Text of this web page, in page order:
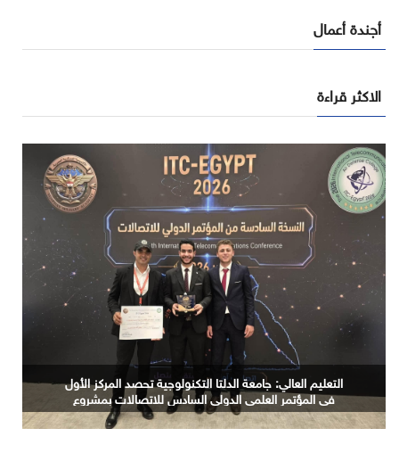
أجندة أعمال
الاكثر قراءة
التعليم العالي: جامعة الدلتا التكنولوجية تحصد المركز الأول
في المؤتمر العلمي الدولي السادس للاتصالات بمشروع
يوظف الذكاء الاصطناعي لتطوير صناعة الكتان